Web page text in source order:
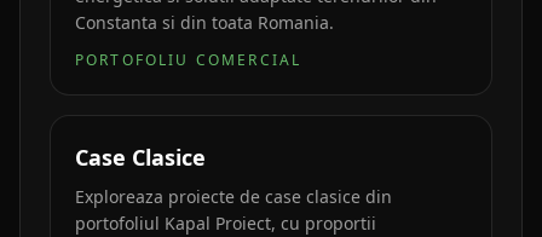
Constanta si din toata Romania.
PORTOFOLIU COMERCIAL
Case Clasice
Exploreaza proiecte de case clasice din
portofoliul Kapal Proiect, cu proportii